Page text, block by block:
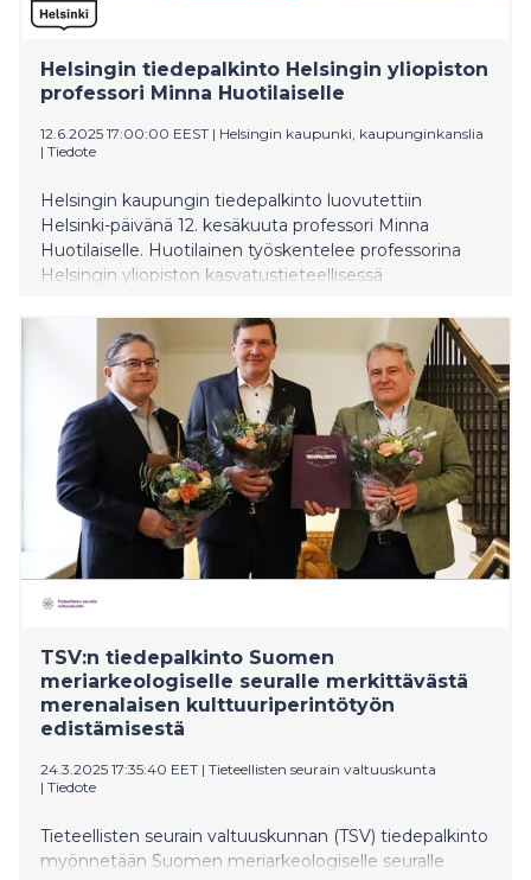
Helsingin tiedepalkinto Helsingin yliopiston
professori Minna Huotilaiselle
12.6.2025 17:00:00 EEST | Helsingin kaupunki, kaupunginkanslia
| Tiedote
Helsingin kaupungin tiedepalkinto luovutettiin
Helsinki-päivänä 12. kesäkuuta professori Minna
Huotilaiselle. Huotilainen työskentelee professorina
Helsingin yliopiston kasvatustieteellisessä
Tiedepalkinnon arvo on 10 000 euroa.
TSV:n tiedepalkinto Suomen
meriarkeologiselle seuralle merkittävästä
merenalaisen kulttuuriperintötyön
edistämisestä
24.3.2025 17:35:40 EET | Tieteellisten seurain valtuuskunta
| Tiedote
Tieteellisten seurain valtuuskunnan (TSV) tiedepalkinto
myönnetään Suomen meriarkeologiselle seuralle